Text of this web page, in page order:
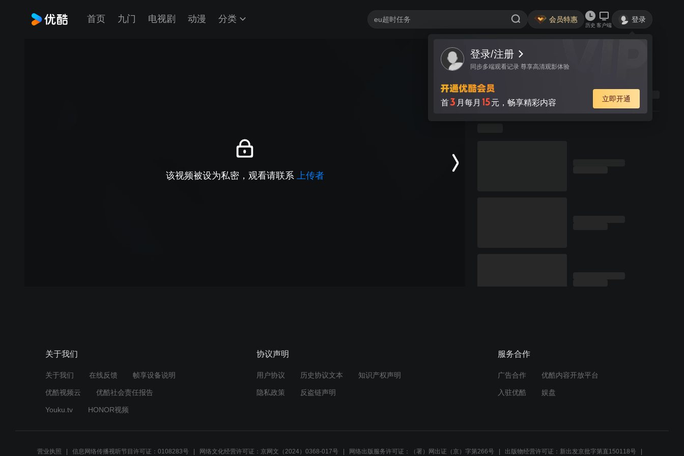
首页 九门 电视剧 动漫 分类 会员特惠
历史 客户端
登录
登录/注册
同步多端观看记录 尊享高清观影体验
首3 月每月 15元，畅享精彩内容 立即开通
该视频被设为私密，观看请联系 上传者
关于我们
关于我们 在线反馈 帧享设备说明
优酷视频云 优酷社会责任报告
Youku.tv HONOR视频
协议声明
用户协议 历史协议文本 知识产权声明
隐私政策 反盗链声明
服务合作
广告合作 优酷内容开放平台
入驻优酷 娱盘
营业执照 信息网络传播视听节目许可证：0108283号 网络文化经营许可证：京网文（2024）0368-017号 网络出版服务许可证：（署）网出证（京）字第266号 出版物经营许可证：新出发京批字第直150118号